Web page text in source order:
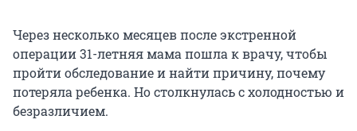
Через несколько месяцев после экстренной
операции 31-летняя мама пошла к врачу, чтобы
пройти обследование и найти причину, почему
потеряла ребенка. Но столкнулась с холодностью и
безразличием.